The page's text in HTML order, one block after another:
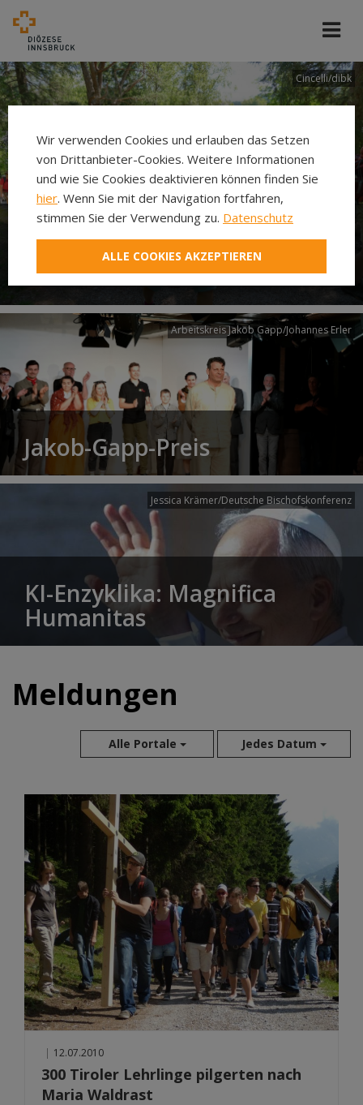
Cincelli/dibk
Neuer Pilgerweg Via
Laudato si’
Arbeitskreis Jakob Gapp/Johannes Erler
Jakob-Gapp-Preis
Jessica Krämer/Deutsche Bischofskonferenz
KI-Enzyklika: Magnifica
Humanitas
Meldungen
Alle Portale Jedes Datum
Aug 2026
Jul 2026
Jun 2026
Mai 2026
Apr 2026
Mär 2026
Feb 2026
Jan 2026
Dez 2025
Nov 2025
Okt 2025
Sep 2025
| 12.07.2010
300 Tiroler Lehrlinge pilgerten nach
Maria Waldrast
Wir verwenden Cookies und erlauben das Setzen
von Drittanbieter-Cookies. Weitere Informationen
und wie Sie Cookies deaktivieren können finden Sie
hier. Wenn Sie mit der Navigation fortfahren,
stimmen Sie der Verwendung zu. Datenschutz
ALLE COOKIES AKZEPTIEREN